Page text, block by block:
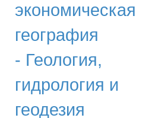
экономическая
география
- Геология,
гидрология и
геодезия